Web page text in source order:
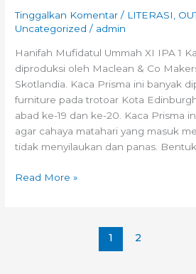
Tinggalkan Komentar / LITERASI
Uncategorized / admin
Hanifah Mufidatul Ummah XI IPA 1
diproduksi oleh Maclean & Co
Skotlandia. Kaca Prisma ini banyak
furniture pada trotoar Kota
abad ke-19 dan ke-20. Kaca Prisma
agar cahaya matahari yang masuk
tidak menyilaukan dan panas.
Read More »
1 2